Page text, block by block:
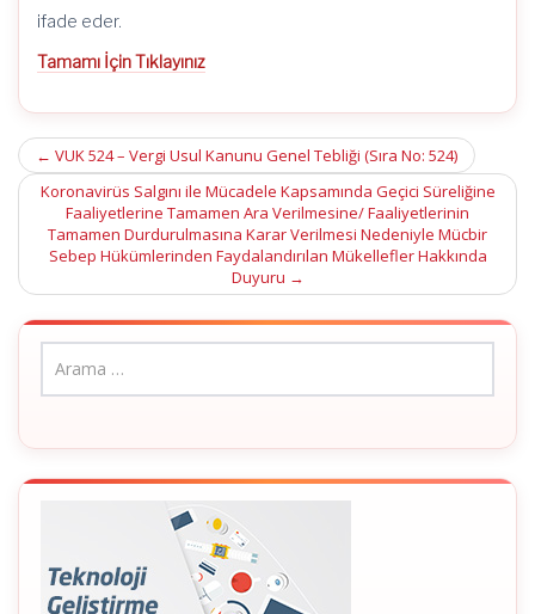
ifade eder.
Tamamı İçin Tıklayınız
Post
navigation
← VUK 524 – Vergi Usul Kanunu Genel Tebliği (Sıra No: 524)
Koronavirüs Salgını ile Mücadele Kapsamında Geçici Süreliğine
Faaliyetlerine Tamamen Ara Verilmesine/ Faaliyetlerinin
Tamamen Durdurulmasına Karar Verilmesi Nedeniyle Mücbir
Sebep Hükümlerinden Faydalandırılan Mükellefler Hakkında
Duyuru →